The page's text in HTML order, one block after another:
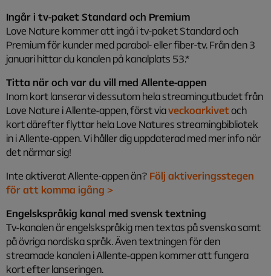
Ingår i tv-paket Standard och Premium
Love Nature kommer att ingå i tv-paket Standard och
Premium för kunder med parabol- eller fiber-tv. Från den 3
januari hittar du kanalen på kanalplats 53.*
Titta när och var du vill med Allente-appen
Inom kort lanserar vi dessutom hela streamingutbudet från
Love Nature i Allente-appen, först viaveckoarkivetoch
kort därefter flyttar hela Love Natures streamingbibliotek
in i Allente-appen. Vi håller dig uppdaterad med mer info när
det närmar sig!
Inte aktiverat Allente-appen än? Följ aktiveringsstegen
för att komma igång >
Engelskspråkig kanal med svensk textning
Tv-kanalen är engelskspråkig men textas på svenska samt
på övriga nordiska språk. Även textningen för den
streamade kanalen i Allente-appen kommer att fungera
kort efter lanseringen.